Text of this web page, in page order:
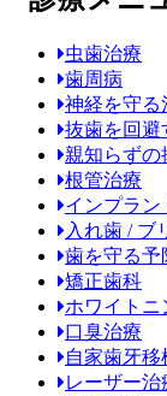
虫歯治療
歯周病
神経を守る
抜歯を回避
親知らずの
根管治療
インプラン
入れ歯 / ブ
歯を守る予
矯正歯科
ホワイトニ
口臭治療
自家歯牙移
レーザー治